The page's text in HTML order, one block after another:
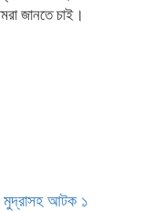
জানতে চাই।
মুদ্রাসহ আটক ১